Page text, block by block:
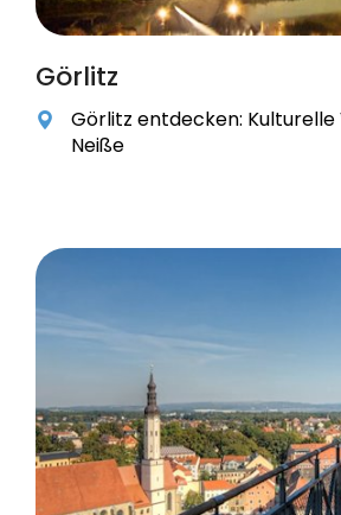
Görlitz
Görlitz entdecken:
Neiße